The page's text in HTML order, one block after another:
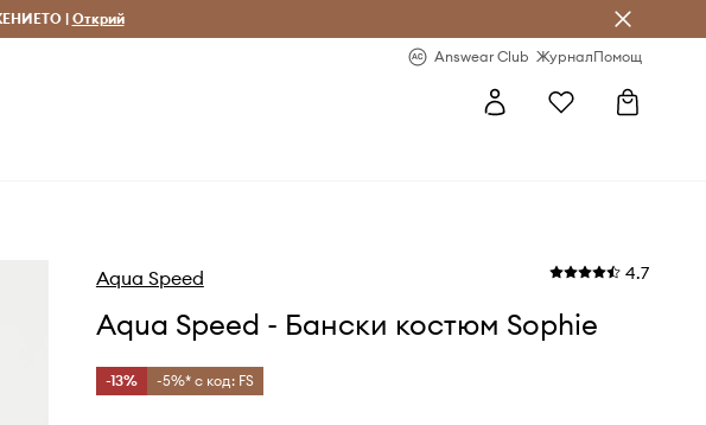
1-5 дни
|Открий
Answear Club ЖурналПомощ
Aqua Speed 4.7
Aqua Speed - Бански костюм Sophie
-13% -5%* с код: FS